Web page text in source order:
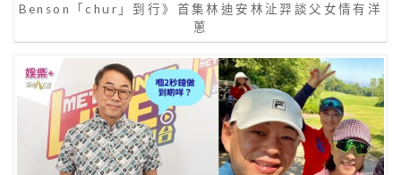
Benson「chur」到行》首集林迪安林沚羿談父女情有洋
蔥